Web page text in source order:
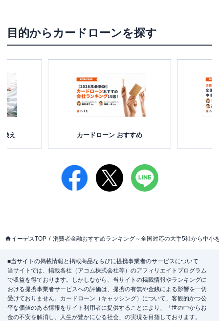
目的からカードローンを探す
カードローン おすすめ
換え
イーデスTOP 消費者金融おすすめランキング～全国対応の大手5社から中小
■当サイトの掲載情報と掲載商品ならびに提携事業者のサービスについて
当サイトでは、掲載各社（アコム株式会社等）のアフィリエイトプログラム
で収益を得ております。しかしながら、当サイトの掲載情報やランキングに
おける提携事業者サービスへの評価は、提携の有無や金銭による影響を一切
受けておりません。カードローン（キャッシング）について、客観的かつ公
平な価値のある情報をサイト利用者に提供することにより、「世の中からお
金の不安を解消し、人生が豊かになる社会」の実現を目指しております。